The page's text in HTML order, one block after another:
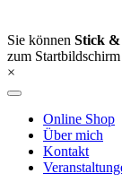
Sie können Stick
zum
×
Online Shop
Über mich
Kontakt